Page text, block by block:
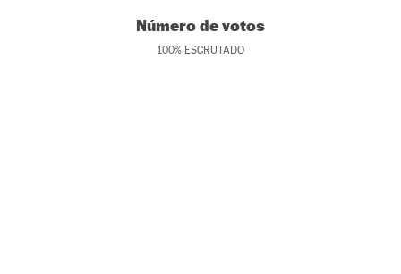
Número de votos
100% ESCRUTADO